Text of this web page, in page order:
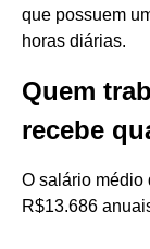
que possuem
horas diárias.
Quem
recebe
O salário médio
R$13.686